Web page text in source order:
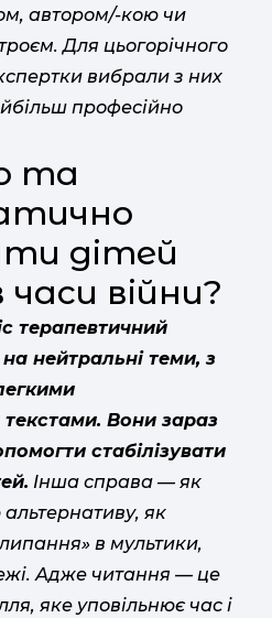
автором/-кою чи
Для цьогорічного
вибрали з них
професійно
та
дітей
війни?
терапевтичний
нейтральні теми, з
Вони зараз
стабілізувати
Інша справа — як
як
в мультики,
Адже читання — це
яке уповільнює час і